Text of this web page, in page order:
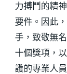
力搏鬥的精
要件。因此
手，致敬無
十個獎項，
護的專業人